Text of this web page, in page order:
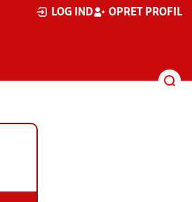
LOG IND OPRET PROFIL